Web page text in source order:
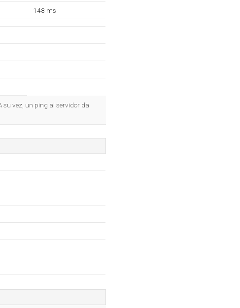
148 ms
su vez, un ping al servidor da